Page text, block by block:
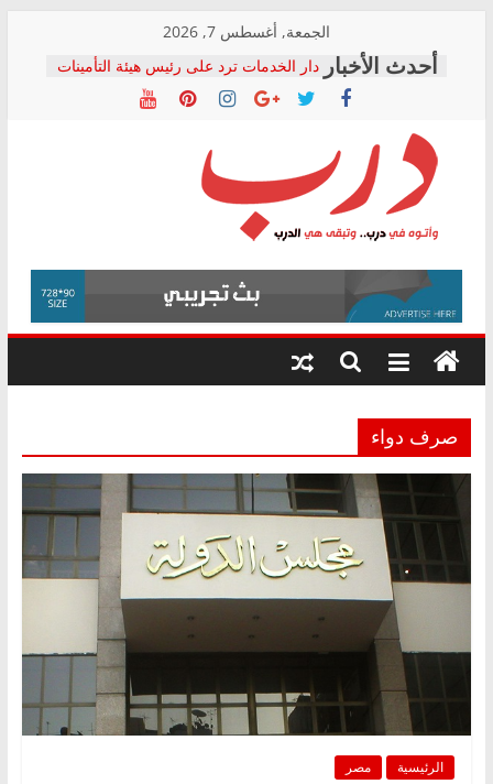
content
الجمعة, أغسطس 7, 2026
دار الخدمات ترد على رئيس هيئة التأمينات
بعد مؤتمره الصحفي: إنكار الأزمة لا ينهي
معاناة أصحاب المعاشات.. ونطالب بكشف
فرحات سليمان يكتب: القطاع الصحي إلى
أين؟
حزب التحالف الشعبي يطلق لجنة “الحق
في الصحة” بالإسكندرية لرصد الانتهاكات
ودعم المرضى
الوزاري لمدينة الصحفيين.. وانتهاء أعمال
إنشاء المبنى الإداري
المجلس القومي لحقوق الإنسان يعلن
متابعة قضية الدكتور محمد زهران.. ويؤكد:
قرينة البراءة وضمانات المحاكمة العادلة
درب
وأتوه
درب..
وتبقى
هي
صرف دواء
الرئيسية مصر